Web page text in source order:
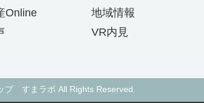
Online
地域情報
VR内見
プ すまラボ All Rights Reserved.